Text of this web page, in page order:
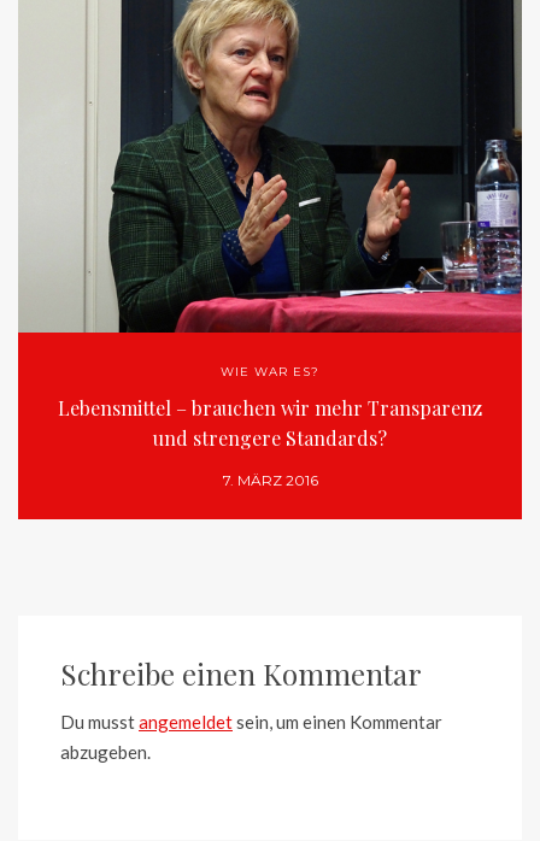
WIE WAR ES?
Lebensmittel – brauchen wir mehr Transparenz
und strengere Standards?
7. MÄRZ 2016
Schreibe einen Kommentar
Du musstangemeldetsein, um einen Kommentar
abzugeben.